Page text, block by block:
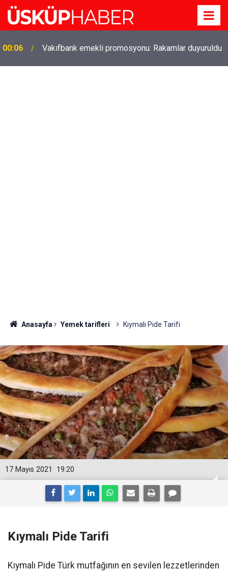
19:21
Gözde oldu! Hem köy hem mahalle hayatı iç içe!
İzmir'deki doğal semt
Anasayfa Yemek tarifleri Kıymalı Pide Tarifi
19:20
17 Mayıs 2021
Kıymalı Pide Tarifi
Kıymalı Pide Türk mutfağının en sevilen lezzetlerinden